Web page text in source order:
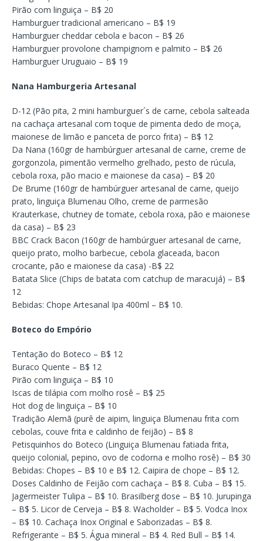
Pirão com linguiça – B$ 20
Hamburguer tradicional americano – B$ 19
Hamburguer cheddar cebola e bacon – B$ 26
Hamburguer provolone champignom e palmito – B$ 26
Hamburguer Uruguaio – B$ 19
Nana Hamburgeria Artesanal
D-12 (Pão pita, 2 mini hamburguer´s de carne, cebola salteada
na cachaça artesanal com toque de pimenta dedo de moça,
maionese de limão e panceta de porco frita) – B$ 12
Da Nana (160gr de hambúrguer artesanal de carne, creme de
gorgonzola, pimentão vermelho grelhado, pesto de rúcula,
cebola roxa, pão macio e maionese da casa) – B$ 20
De Brume (160gr de hambúrguer artesanal de carne, queijo
prato, linguiça Blumenau Olho, creme de parmesão
Krauterkase, chutney de tomate, cebola roxa, pão e maionese
da casa) – B$ 23
BBC Crack Bacon (160gr de hambúrguer artesanal de carne,
queijo prato, molho barbecue, cebola glaceada, bacon
crocante, pão e maionese da casa) -B$ 22
Batata Slice (Chips de batata com catchup de maracujá) – B$
12
Bebidas: Chope Artesanal Ipa 400ml – B$ 10.
Boteco do Empório
Tentação do Boteco – B$ 12
Buraco Quente – B$ 12
Pirão com linguiça – B$ 10
Iscas de tilápia com molho rosê – B$ 25
Hot dog de linguiça – B$ 10
Tradição Alemã (purê de aipim, linguiça Blumenau frita com
cebolas, couve frita e caldinho de feijão) – B$ 8
Petisquinhos do Boteco (Linguiça Blumenau fatiada frita,
queijo colonial, pepino, ovo de codorna e molho rosê) – B$ 30
Bebidas: Chopes – B$ 10 e B$ 12. Caipira de chope – B$ 12.
Doses Caldinho de Feijão com cachaça – B$ 8. Cuba – B$ 15.
Jagermeister Tulipa – B$ 10. Brasilberg dose – B$ 10. Jurupinga
– B$ 5. Licor de Cerveja – B$ 8. Wacholder – B$ 5. Vodca Inox
– B$ 10. Cachaça Inox Original e Saborizadas – B$ 8.
Refrigerante – B$ 5. Água mineral – B$ 4. Red Bull – B$ 14.